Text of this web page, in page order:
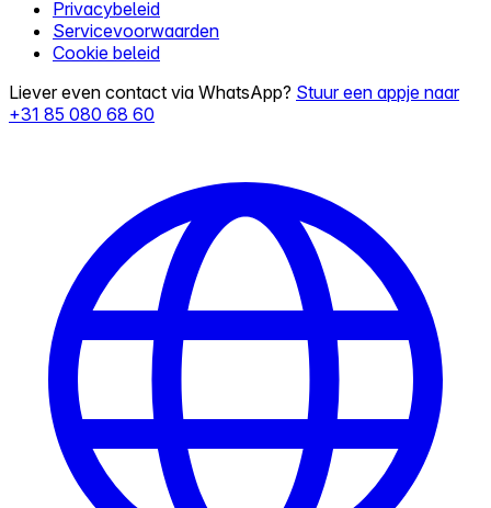
Privacybeleid
Servicevoorwaarden
Cookie beleid
Liever even contact via WhatsApp? Stuur een appje naar
+31 85 080 68 60